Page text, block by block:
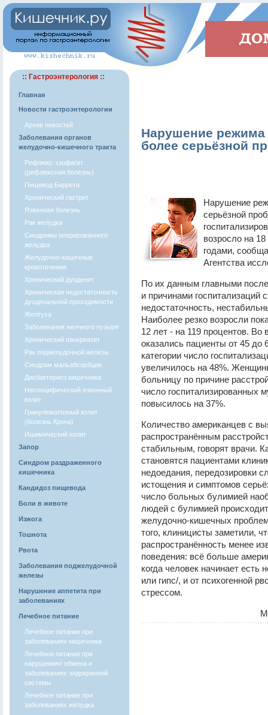
:: Гастроэнтерология ::
Главная
Новости гастроэнтерологии
Архив новостей
Заболевания органов
желудочно-кишечного тракта
Рефлюкс-эзофагит
(рефлюксная болезнь)
Пищевод Баррета
Хронический гастрит
Язвенная болезнь
Рак желудка
Синдромы оперированного
желудка
Желудочно-кишечные
кровотечения
Хронический дуоденит
Хроническая недостаточность
дуоденальной проходимости
Желтуха
Заболевания желчного пузыря
Хронический панкреатит
Рак поджелудочной железы
Синдром мальабсорбции
Дисбактериоз кишечника
Неспецифический язвенный
колит
Гранулематозный колит
(болезнь Крона)
Ишемический колит
Запор
Синдром раздраженного
кишечника
Кандидоз пищевода
Боли в животе
Изжога
Тошнота
Рвота
Заболевания поджелудочной
железы
Нарушение аппетита при
заболеваниях
Лечебное питание
Лечебное питание при
заболеваниях кишечника
Лечебное питание при
нарушениях обмена и
заболеваниях эндокринной
системы
Лечебное питание при
заболеваниях желудка
Нарушение режима
более серьёзной
Нарушение
серьёзной
возросло на
годами,
Агентства
По их данным главными
и причинами госпитализаций
недостаточность,
Наиболее резко возросли
12 лет - на 119 процентов. Во
оказались пациенты от 45 до
категории число
увеличилось на 48%.
больницу по причине
число госпитализированных
повысилось на 37%.
Количество американцев с
распространённым
стабильным, говорят врачи.
становятся пациентами
недоедания, передозировки
истощения и симптомов
число больных булимией
людей с булимией
желудочно-кишечных
того, клиницисты заметили,
распространённость менее
поведения: всё больше
когда человек начинает есть
или гипс/, и от психогенной
стрессом.